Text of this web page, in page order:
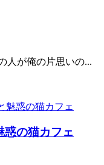
人が俺の片思いの...
惑の猫カフェ